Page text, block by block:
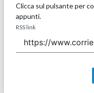
Clicca sul pulsante per
appunti.
RSS link